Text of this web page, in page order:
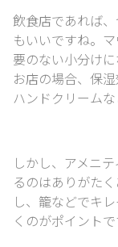
飲食店であれば
もいいですね。
要のない小分けに
お店の場合、保湿
ハンドクリームな
しかし、アメニ
るのはありがたく
し、籠などでキレ
くのがポイントで